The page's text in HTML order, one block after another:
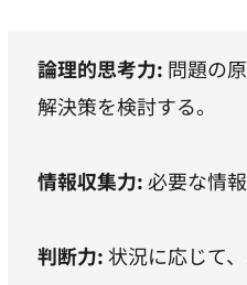
論理的思考力: 問題の
解決策を検討する。
情報収集力:必要な情
判断力:状況に応じて